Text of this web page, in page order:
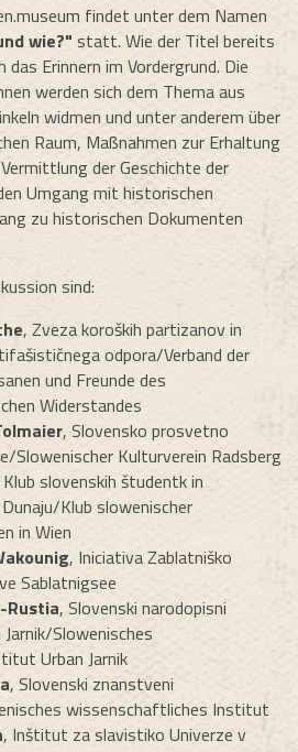
findet unter dem Namen
wie?" statt. Wie der Titel bereits
Erinnern im Vordergrund. Die
werden sich dem Thema aus
widmen und unter anderem über
Raum, Maßnahmen zur Erhaltung
der Geschichte der
Umgang mit historischen
zu historischen Dokumenten
sind:
, Zveza koroških partizanov in
odpora/Verband der
und Freunde des
Widerstandes
, Slovensko prosvetno
Slowenischer Kulturverein Radsberg
slovenskih študentk in
Klub slowenischer
in Wien
, Iniciativa Zablatniško
Sablatnigsee
Rustia, Slovenski narodopisni
Slowenisches
Urban Jarnik
, Slovenski znanstveni
wissenschaftliches Institut
, Inštitut za slavistiko Univerze v